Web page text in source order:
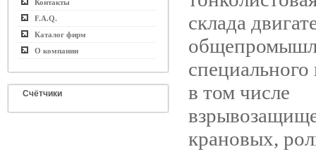
Контакты
F.A.Q.
Каталог фирм
О компании
Счётчики
склада
специального
в том числе
крановых,